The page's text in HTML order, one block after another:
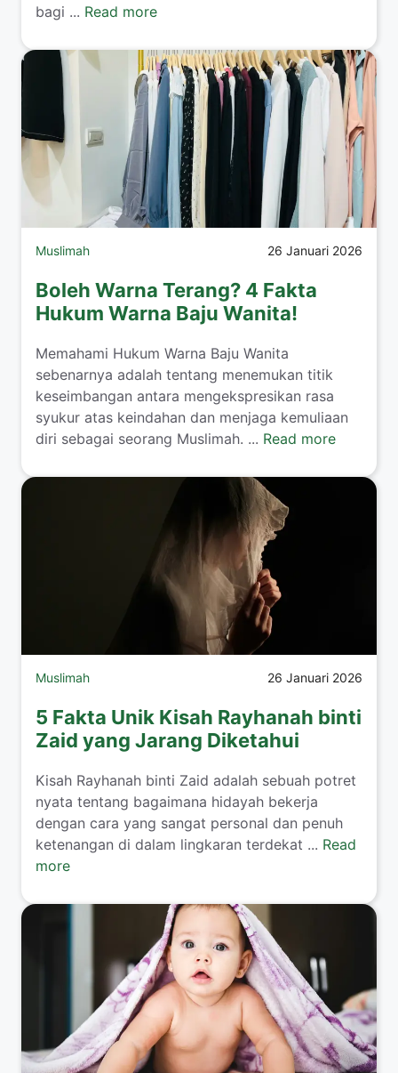
bagi ... Read more
Muslimah 26 Januari 2026
Boleh Warna Terang? 4 Fakta
Hukum Warna Baju Wanita!
​Memahami Hukum Warna Baju Wanita
sebenarnya adalah tentang menemukan titik
keseimbangan antara mengekspresikan rasa
syukur atas keindahan dan menjaga kemuliaan
diri sebagai seorang Muslimah. ... Read more
Muslimah 26 Januari 2026
5 Fakta Unik Kisah Rayhanah binti
Zaid yang Jarang Diketahui
​Kisah Rayhanah binti Zaid adalah sebuah potret
nyata tentang bagaimana hidayah bekerja
dengan cara yang sangat personal dan penuh
ketenangan di dalam lingkaran terdekat ... Read
more